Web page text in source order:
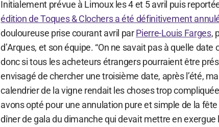
Initialement prévue à Limoux les 4 et 5 avril puis
édition de Toques & Clochers a été définitivement
douloureuse prise courant avril parPierre-Louis Farges,
d’Arques, et son équipe. “On ne savait pas à quelle
donc si tous les acheteurs étrangers pourraient être
envisagé de chercher une troisième date, après l’été,
calendrier de la vigne rendait les choses trop
avons opté pour une annulation pure et simple de la
dîner de gala du dimanche qui devait mettre en